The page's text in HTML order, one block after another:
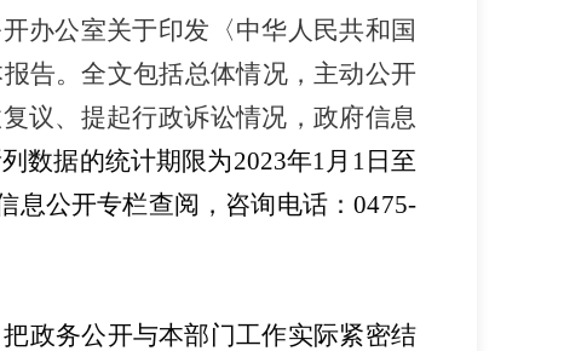
办公室关于印发〈中华人民共和国
告。全文包括总体情况，主动公开
议、提起行政诉讼情况，政府信息
数据的统计期限为2023年1月 1 日至
息公开专栏查阅 ， 咨询电话：0475-
政务公开与本部门工作实际紧密结